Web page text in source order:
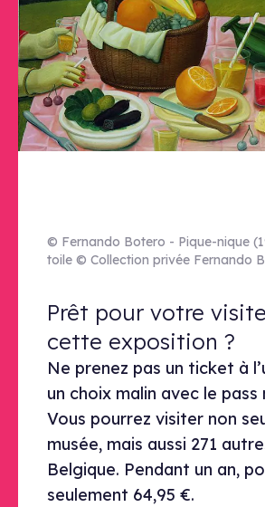
© Fernando Botero - Pique-nique
toile © Collection privée Fernando
Prêt pour votre
Prêt pour votre
cette exposition ?
Ne prenez pas un ticket à
un choix malin avec le pass
Vous pourrez visiter non
musée, mais aussi 271
Belgique. Pendant un an,
seulement 64,95 €.